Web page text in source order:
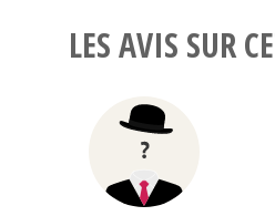
LES AVIS SUR